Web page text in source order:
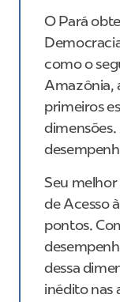
O Pará
como o
Amazônia,
primeiros
dimensões.
Seu
de Acesso
pontos.
dessa
inédito nas